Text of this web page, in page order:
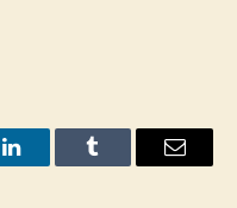
LinkedInTumblr Email